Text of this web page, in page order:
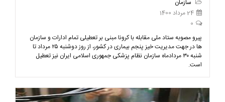
سازمان
24 مرداد 1400
0
پیرو مصوبه ستاد ملی مقابله با کرونا مبنی بر تعطیلی تمام ادارات و سازمان
ها در جهت مدیریت خیز پنجم بیماری در کشور، از روز دوشنبه ۲۵ مرداد تا
شنبه ۳۰ مردادماه سازمان نظام پزشکی جمهوری اسلامی ایران نیز تعطیل
است.